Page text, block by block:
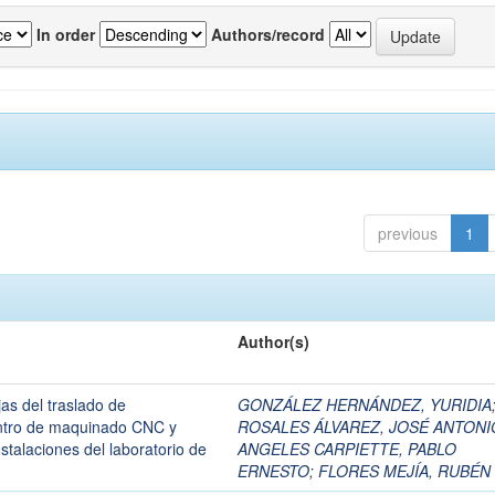
In order Authors/record
previous 1
Author(s)
del traslado de
de maquinado CNC y
del laboratorio de
GONZÁLEZ HERNÁNDEZ, YURIDIA;
ROSALES ÁLVAREZ, JOSÉ
ANGELES CARPIETTE, PABLO
ERNESTO; FLORES MEJÍA, RUBÉN